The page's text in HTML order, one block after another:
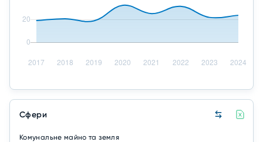
Сфери
Комунальне майно та земля